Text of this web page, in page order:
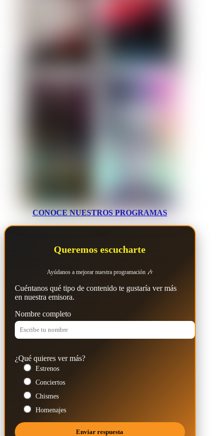
CONOCE NUESTROS PROGRAMAS
Queremos escucharte
Ayúdanos a mejorar nuestra programación 🎶
Cuéntanos qué tipo de contenido te gustaría ver más
en nuestra emisora.
Nombre completo
¿Qué quieres ver más?
Estrenos
Conciertos
Chismes
Homenajes